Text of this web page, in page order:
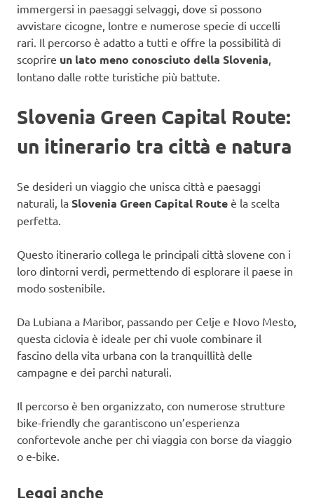
immergersi in paesaggi selvaggi, dove si possono
avvistare cicogne, lontre e numerose specie di uccelli
rari. Il percorso è adatto a tutti e offre la possibilità di
scoprire un lato meno conosciuto della Slovenia
lontano dalle rotte turistiche più battute.
Slovenia Green Capital Route:
un itinerario tra città e natura
Se desideri un viaggio che unisca città e paesaggi
naturali, la Slovenia Green Capital Route è la scelta
perfetta.
Questo itinerario collega le principali città slovene con i
loro dintorni verdi, permettendo di esplorare il paese in
modo sostenibile.
Da Lubiana a Maribor, passando per Celje e Novo Mesto,
questa ciclovia è ideale per chi vuole combinare il
fascino della vita urbana con la tranquillità delle
campagne e dei parchi naturali.
Il percorso è ben organizzato, con numerose strutture
bike-friendly che garantiscono un’esperienza
confortevole anche per chi viaggia con borse da viaggio
o e-bike.
Leggi anche